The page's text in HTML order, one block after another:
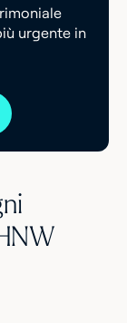
urgente in